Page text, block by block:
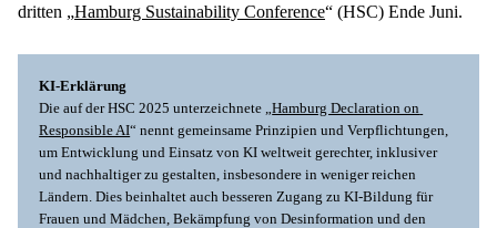
dritten „Hamburg Sustainability Conference“ (HSC) Ende Juni.
KI-Erklärung
Die auf der HSC 2025 unterzeichnete „Hamburg Declaration on
Responsible AI“ nennt gemeinsame Prinzipien und Verpflichtungen,
um Entwicklung und Einsatz von KI weltweit gerechter, inklusiver
und nachhaltiger zu gestalten, insbesondere in weniger reichen
Ländern. Dies beinhaltet auch besseren Zugang zu KI-Bildung für
Frauen und Mädchen, Bekämpfung von Desinformation und den